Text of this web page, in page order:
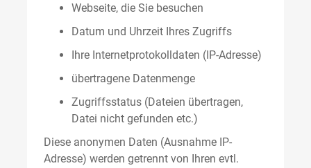
Webseite, die Sie besuchen
Datum und Uhrzeit Ihres Zugriffs
Ihre Internetprotokolldaten (IP-Adresse)
übertragene Datenmenge
Zugriffsstatus (Dateien übertragen,
Datei nicht gefunden etc.)
Diese anonymen Daten (Ausnahme IP-
Adresse) werden getrennt von Ihren evtl.